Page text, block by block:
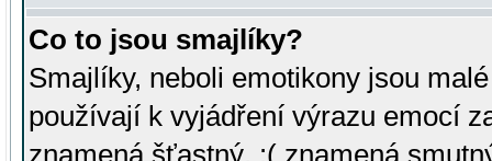
Co to jsou smajlíky?
Smajlíky, neboli emotikony jsou
používají k vyjádření výrazu emocí
znamená šťastný, :( znamená